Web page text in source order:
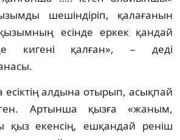
шешіндіріп, қалағанын
есінде еркек қандай
кигені қалған», – деді
алдына отырып, асықпай
Артынша қызға «жаным,
қыз екенсің, ешқандай реніш